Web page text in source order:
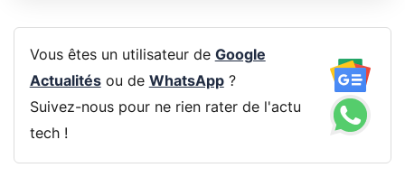
Vous êtes un utilisateur de Google
Actualitésou de WhatsApp?
Suivez-nous pour ne rien rater de l'actu
tech !